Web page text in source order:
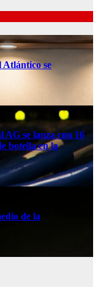
Atlántico se
se lanza con 16
botella en la
de la